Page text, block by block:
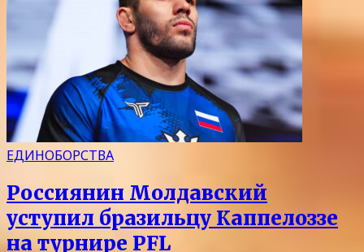
ЕДИНОБОРСТВА
Россиянин Молдавский
уступил бразильцу Каппелоззе
на турнире PFL